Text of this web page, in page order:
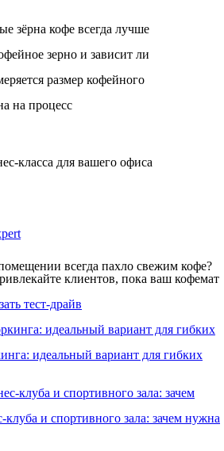
зёрна кофе всегда лучше
зерно и зависит ли
размер кофейного
на процесс
класса для вашего офиса
всегда пахло свежим кофе?
клиентов, пока ваш кофемат
тест-драйв
идеальный вариант для гибких
и спортивного зала: зачем нужна